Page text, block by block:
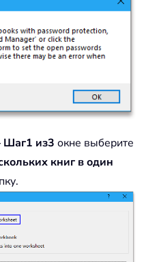
Шаг1 из3 окне выберите
книг в один